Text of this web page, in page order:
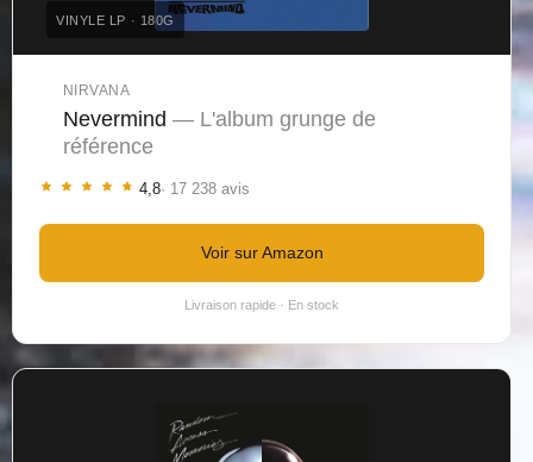
VINYLE LP · 180G
NIRVANA
Nevermind — L'album grunge de
référence
4,8· 17 238 avis
Voir sur Amazon
Livraison rapide · En stock